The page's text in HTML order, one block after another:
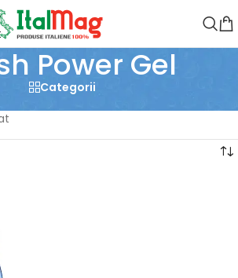
Power Gel
Categorii